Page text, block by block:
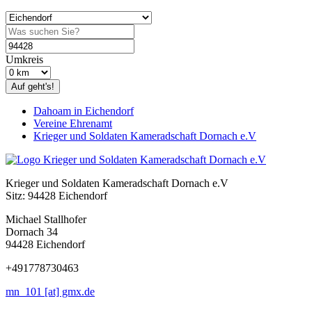
Umkreis
Auf geht's!
Dahoam in Eichendorf
Vereine Ehrenamt
Krieger und Soldaten Kameradschaft Dornach e.V
Krieger und Soldaten Kameradschaft Dornach e.V
Sitz: 94428 Eichendorf
Michael Stallhofer
Dornach 34
94428 Eichendorf
+491778730463
mn_101 [at] gmx.de